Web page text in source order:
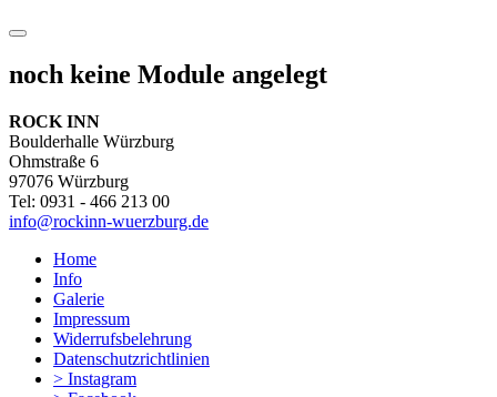
noch keine Module angelegt
ROCK INN
Boulderhalle Würzburg
Ohmstraße 6
97076 Würzburg
Tel: 0931 - 466 213 00
info@rockinn-wuerzburg.de
Home
Info
Galerie
Impressum
Widerrufsbelehrung
Datenschutzrichtlinien
> Instagram